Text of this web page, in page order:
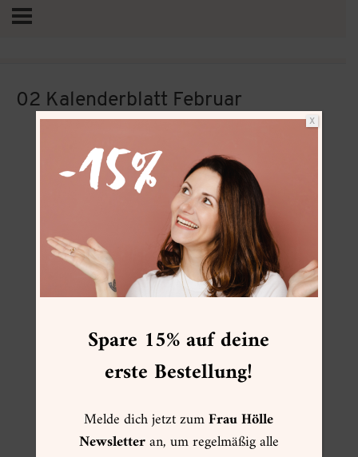
02 Kalenderblatt Februar
Vertrag widerrufen
Spare 15% auf deine
erste Bestellung!
Melde dich jetzt zumFrau Hölle
Newsletteran, um regelmäßig alle
X